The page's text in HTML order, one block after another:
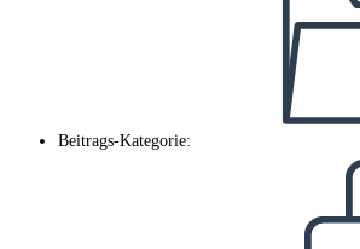
Beitrags-Kategorie: